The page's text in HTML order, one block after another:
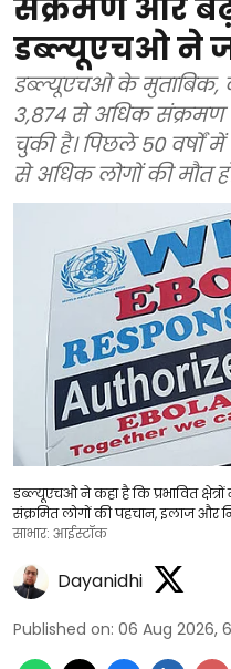
संक्रमण और
डब्ल्यूएचओ ने
डब्ल्यूएचओ के मुताबिक,
3,874 से अधिक संक्रमण
चुकी है। पिछले 50 वर्षों
से अधिक लोगों की मौत
डब्ल्यूएचओ ने कहा है कि प्रभावित
संक्रमित लोगों की पहचान, इलाज और
साभार: आईस्टॉक
Dayanidhi
Published on: 06 Aug 2026,